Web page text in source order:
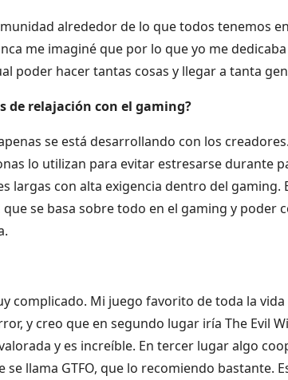
alrededor de lo que todos tenemos
me imaginé que por lo que yo me
poder hacer tantas cosas y llegar a tanta
de relajación con el gaming?
se está desarrollando con los
lo utilizan para evitar estresarse durante
largas con alta exigencia dentro del gaming.
se basa sobre todo en el gaming y poder
complicado. Mi juego favorito de toda la
y creo que en segundo lugar iría The Evil
y es increíble. En tercer lugar algo
llama GTFO, que lo recomiendo bastante.